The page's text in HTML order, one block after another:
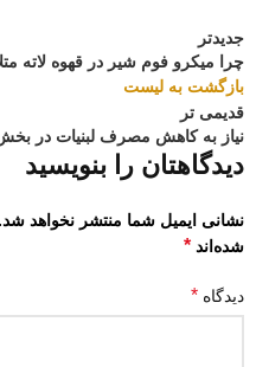
جدیدتر
چرا میکرو فوم شیر در قهوه
بازگشت به لیست
قدیمی تر
نیاز به کاهش مصرف لبنیات در
دیدگاهتان را بنویسید
نشانی ایمیل شما منتشر نخواهد شد.
شده‌اند*
دیدگاه*